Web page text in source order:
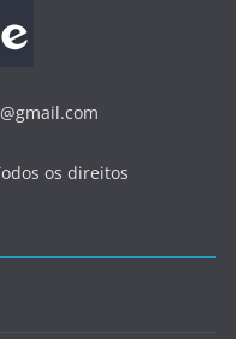
os direitos